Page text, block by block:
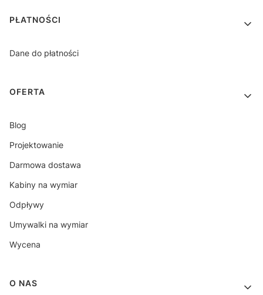
PŁATNOŚCI
Dane do płatności
OFERTA
Blog
Projektowanie
Darmowa dostawa
Kabiny na wymiar
Odpływy
Umywalki na wymiar
Wycena
O NAS